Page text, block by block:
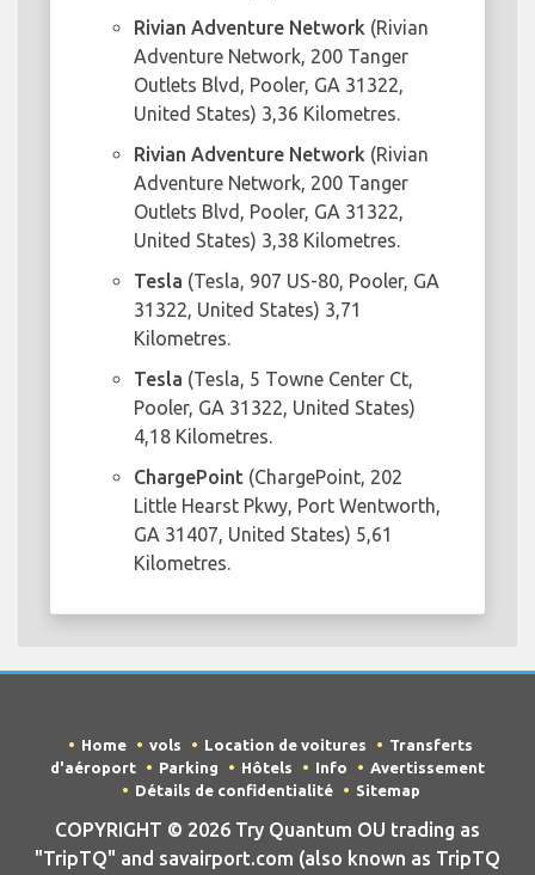
Rivian Adventure Network (Rivian
Adventure Network, 200 Tanger
Outlets Blvd, Pooler, GA 31322,
United States) 3,36 Kilometres.
Rivian Adventure Network (Rivian
Adventure Network, 200 Tanger
Outlets Blvd, Pooler, GA 31322,
United States) 3,38 Kilometres.
Tesla (Tesla, 907 US-80, Pooler, GA
31322, United States) 3,71
Kilometres.
Tesla (Tesla, 5 Towne Center Ct,
Pooler, GA 31322, United States)
4,18 Kilometres.
ChargePoint (ChargePoint, 202
Little Hearst Pkwy, Port Wentworth,
GA 31407, United States) 5,61
Kilometres.
Home vols Location de voitures
Transferts
d'aéroport
Parking Hôtels Info
Avertissement
Détails de confidentialité
Sitemap
COPYRIGHT © 2026 Try Quantum OU trading as
"TripTQ" and savairport.com (also known as TripTQ